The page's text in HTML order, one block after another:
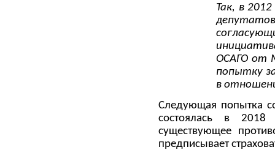
Так, в
ОСАГО от
попытку
в
Следующая попытка
состоялась в 2018
существующее
предписывает